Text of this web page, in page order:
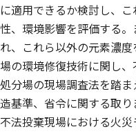
に適用できるか検討し、
性、環境影響を評価する
れ、これら以外の元素濃
場の環境修復技術に関し
処分場の現場調査法を踏
造基準、省令に関する取り
不法投棄現場における火災